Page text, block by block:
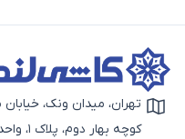
آیکون نقشه
تهران، میدان ونک،
کوچه بهار دوم، پلاک 1، واحد 6 و 7